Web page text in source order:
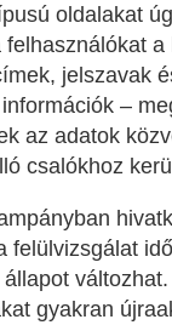
oldalakat
felhasználókat a
jelszavak
–
az adatok
csalókhoz
felülvizsgálat
változhat.
gyakran